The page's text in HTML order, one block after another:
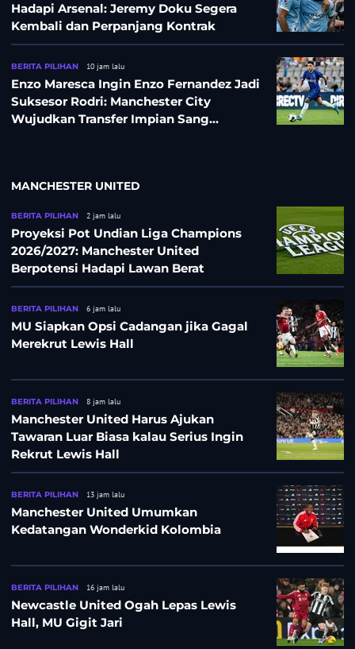
Hadapi Arsenal: Jeremy Doku Segera
Kembali dan Perpanjang Kontrak
BERITA PILIHAN 10 jam lalu
Enzo Maresca Ingin Enzo Fernandez Jadi
Suksesor Rodri: Manchester City
Wujudkan Transfer Impian Sang
MANCHESTER UNITED
BERITA PILIHAN 2 jam lalu
Proyeksi Pot Undian Liga Champions
2026/2027: Manchester United
Berpotensi Hadapi Lawan Berat
BERITA PILIHAN 6 jam lalu
MU Siapkan Opsi Cadangan jika Gagal
Merekrut Lewis Hall
BERITA PILIHAN 8 jam lalu
Manchester United Harus Ajukan
Tawaran Luar Biasa kalau Serius Ingin
Rekrut Lewis Hall
BERITA PILIHAN 13 jam lalu
Manchester United Umumkan
Kedatangan Wonderkid Kolombia
BERITA PILIHAN 16 jam lalu
Newcastle United Ogah Lepas Lewis
Hall, MU Gigit Jari